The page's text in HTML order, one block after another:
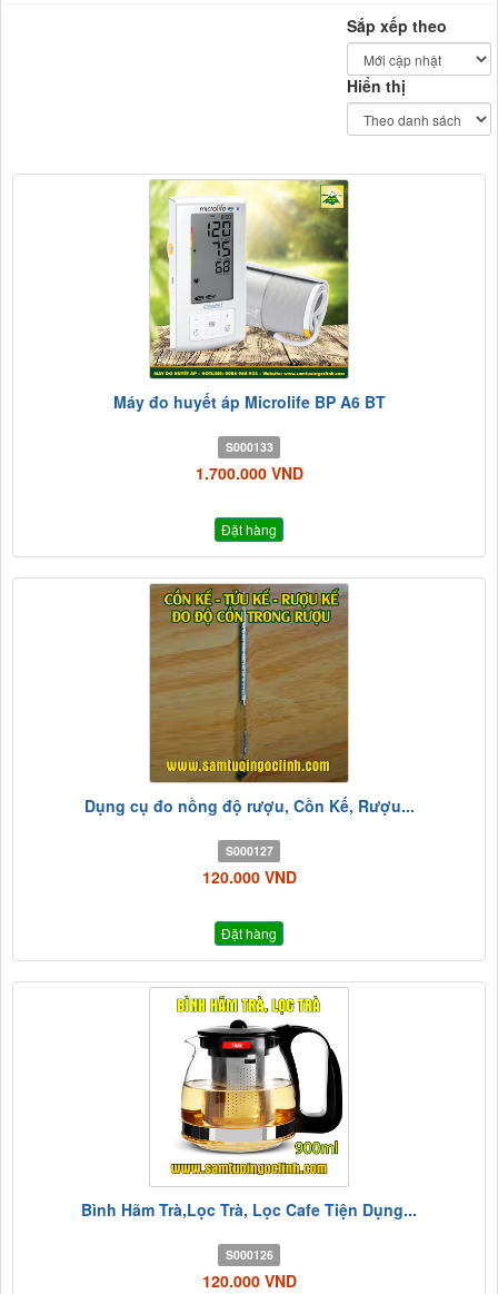
Sắp xếp theo
Hiển thị
Máy đo huyết áp Microlife BP A6 BT
S000133
1.700.000 VND
Đặt hàng
Dụng cụ đo nồng độ rượu, Cồn Kế, Rượu...
S000127
120.000 VND
Đặt hàng
Bình Hãm Trà,Lọc Trà, Lọc Cafe Tiện Dụng...
S000126
120.000 VND